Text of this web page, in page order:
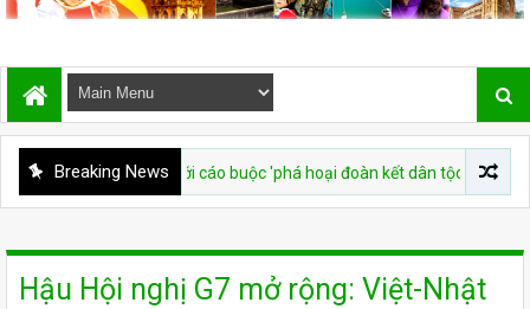
Breaking News
tù 7 năm với cáo buộc 'phá hoại đoàn kết dân tộc' CSVN
Hậu Hội nghị G7 mở rộng: Việt-Nhật